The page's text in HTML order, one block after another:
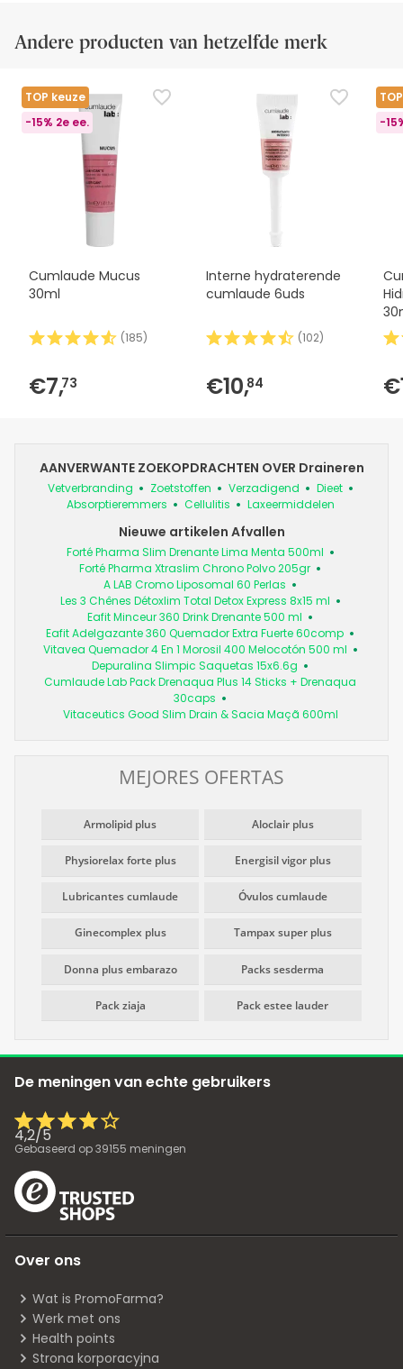
Andere producten van hetzelfde merk
TOP keuze
-15% 2e ee.
Cumlaude Mucus
30ml
(185)
€7,73
Interne hydraterende
cumlaude 6uds
(102)
€10,84
-
AANVERWANTE ZOEKOPDRACHTEN OVER Draineren
Vetverbranding Zoetstoffen Verzadigend
Dieet
Absorptieremmers
Cellulitis Laxeermiddelen
Nieuwe artikelen Afvallen
Forté Pharma Slim Drenante Lima Menta 500ml
Forté Pharma Xtraslim Chrono Polvo 205gr
A LAB Cromo Liposomal 60 Perlas
Les 3 Chênes Détoxlim Total Detox Express 8x15 ml
Eafit Minceur 360 Drink Drenante 500 ml
Eafit Adelgazante 360 Quemador Extra Fuerte 60comp
Vitavea Quemador 4 En 1 Morosil 400 Melocotón 500 ml
Depuralina Slimpic Saquetas 15x6.6g
Cumlaude Lab Pack Drenaqua Plus 14 Sticks + Drenaqua
30caps
Vitaceutics Good Slim Drain & Sacia Maçã 600ml
MEJORES OFERTAS
Armolipid plus Aloclair plus
Physiorelax forte plus Energisil vigor plus
Lubricantes cumlaude Óvulos cumlaude
Ginecomplex plus Tampax super plus
Donna plus embarazo Packs sesderma
Pack ziaja Pack estee lauder
De meningen van echte gebruikers
4,2/5
Gebaseerd op39155 meningen
Over ons
Wat is PromoFarma?
Werk met ons
Health points
Strona korporacyjna